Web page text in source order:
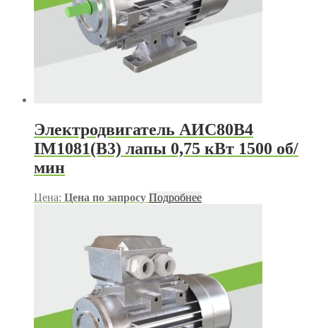
Электродвигатель АИС80В4
IM1081(B3) лапы 0,75 кВт 1500 об/
мин
Цена: Цена по запросу Подробнее